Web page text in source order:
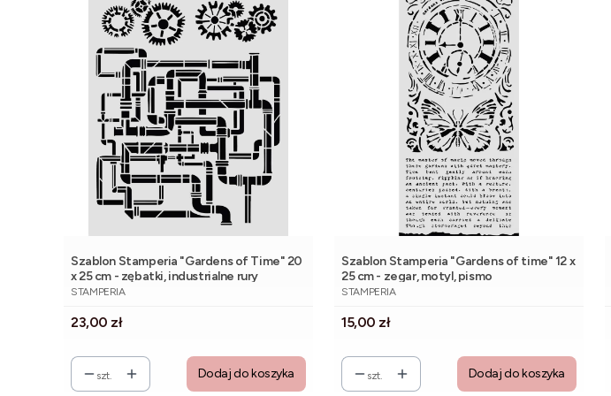
Szablon Stamperia "Gardens of Time" 20
x 25 cm - zębatki, industrialne rury
PRODUCENT
STAMPERIA
Cena
23,00 zł
szt. Dodaj do koszyka
Szablon Stamperia "Gardens of time" 12 x
25 cm - zegar, motyl, pismo
PRODUCENT
STAMPERIA
Cena
15,00 zł
szt. Dodaj do koszyka